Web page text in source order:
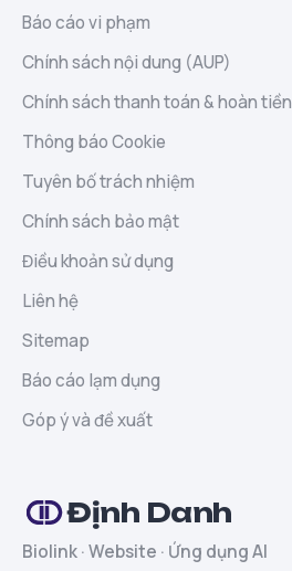
Báo cáo vi phạm
Chính sách nội dung (AUP)
Chính sách thanh toán & hoàn tiền
Thông báo Cookie
Tuyên bố trách nhiệm
Chính sách bảo mật
Điều khoản sử dụng
Liên hệ
Sitemap
Báo cáo lạm dụng
Góp ý và đề xuất
Định Danh
Biolink · Website · Ứng dụng AI